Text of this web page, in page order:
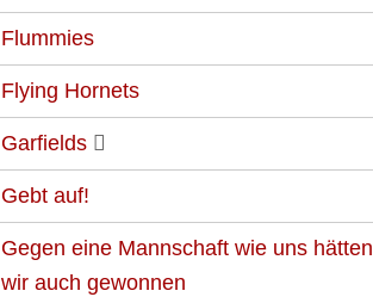
Flummies
Flying Hornets
Garfields
Gebt auf!
Gegen eine Mannschaft wie uns hätten
wir auch gewonnen